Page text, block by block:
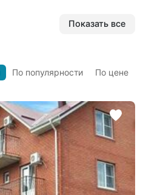
Показать все
По популярности По цене